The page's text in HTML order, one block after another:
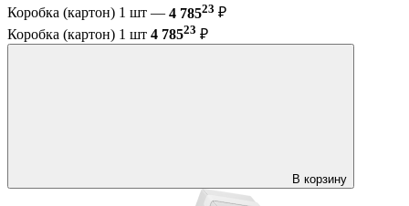
Коробка (картон) 1 шт — 4 78523 ₽
Коробка (картон) 1 шт 4 78523 ₽
В корзину